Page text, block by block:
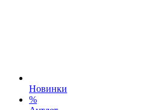
Новинки
%